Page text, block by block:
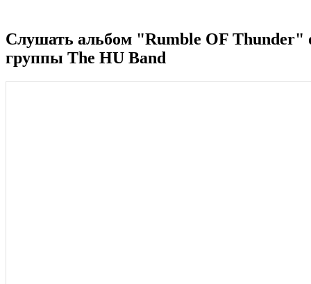
Слушать альбом "Rumble OF Thunder"
группы The HU Band